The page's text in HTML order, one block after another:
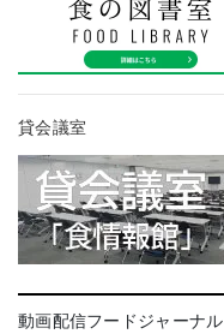
貸会議室
動画配信フードジャーナル